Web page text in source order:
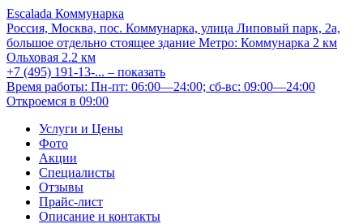
Escalada Коммунарка
Россия, Москва, пос. Коммунарка, улица Липовый парк, 2а,
большое отдельно стоящее здание Метро: Коммунарка 2 км
Ольховая 2.2 км
+7 (495) 191-13-... – показать
Время работы: Пн-пт: 06:00—24:00; сб-вс: 09:00—24:00
Откроемся в 09:00
Услуги и Цены
Фото
Акции
Специалисты
Отзывы
Прайс-лист
Описание и контакты